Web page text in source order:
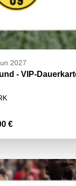
2027
- VIP-
€